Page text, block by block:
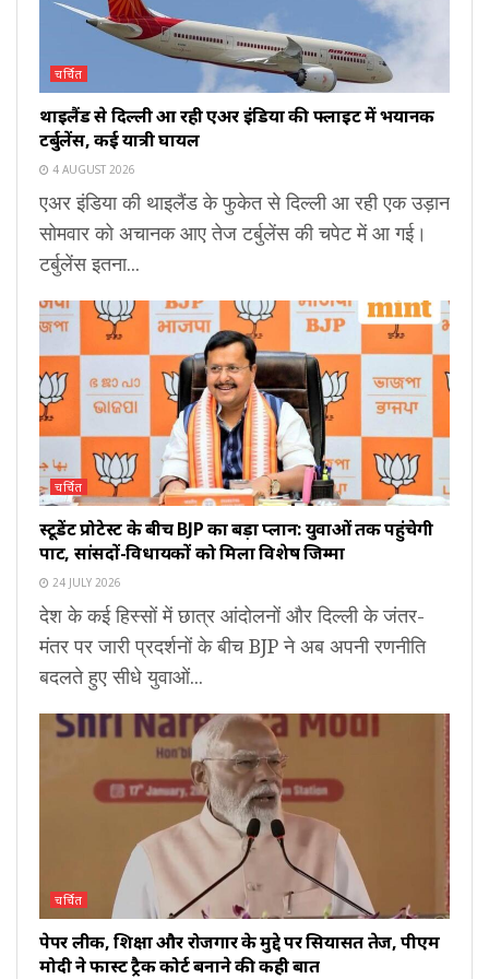
चर्चित
थाइलैंड से दिल्ली आ रही एअर इंडिया की फ्लाइट में भयानक
टर्बुलेंस, कई यात्री घायल
4 AUGUST 2026
एअर इंडिया की थाइलैंड के फुकेत से दिल्ली आ रही एक उड़ान
सोमवार को अचानक आए तेज टर्बुलेंस की चपेट में आ गई।
टर्बुलेंस इतना...
चर्चित
स्टूडेंट प्रोटेस्ट के बीच BJP का बड़ा प्लान: युवाओं तक पहुंचेगी
पार्टी, सांसदों-विधायकों को मिला विशेष जिम्मा
24 JULY 2026
देश के कई हिस्सों में छात्र आंदोलनों और दिल्ली के जंतर-
मंतर पर जारी प्रदर्शनों के बीच BJP ने अब अपनी रणनीति
बदलते हुए सीधे युवाओं...
चर्चित
पेपर लीक, शिक्षा और रोजगार के मुद्दे पर सियासत तेज, पीएम
मोदी ने फास्ट ट्रैक कोर्ट बनाने की कही बात